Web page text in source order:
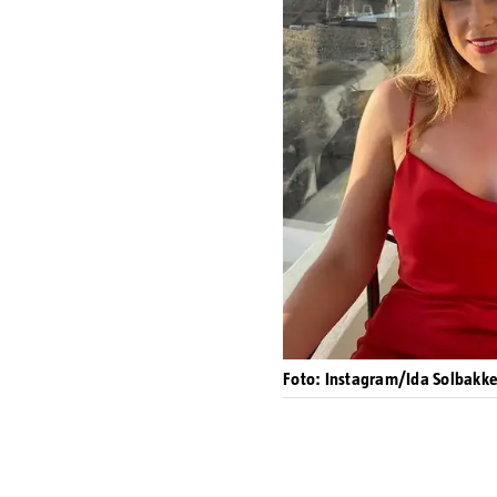
Foto: Instagram/Ida